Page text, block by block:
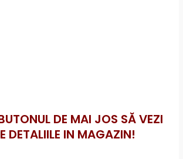
DE MAI JOS SĂ VEZI
DETALIILE IN MAGAZIN!